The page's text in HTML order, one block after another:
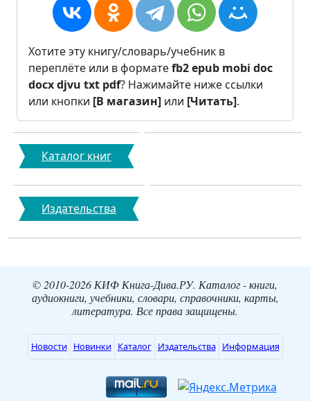
Хотите эту книгу/словарь/учебник в
переплёте или в форматеfb2epub mobi doc
docxdjvu txt pdf? Нажимайте ниже ссылки
или кнопки [В магазин] или [Читать].
Каталог книг
Издательства
© 2010-2026 КИФ Книга-Дива.РУ. Каталог - книги,
аудиокниги, учебники, словари, справочники, карты,
литература. Все права защищены.
Новости Новинки Каталог Издательства Информация